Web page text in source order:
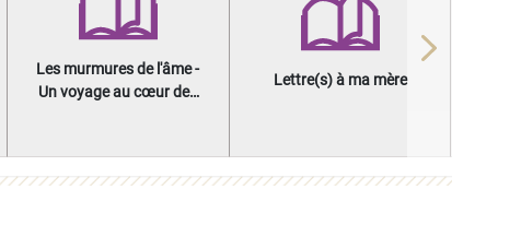
Les murmures de l'âme -
Un voyage au cœur des
Lettre(s) à ma mère
Next